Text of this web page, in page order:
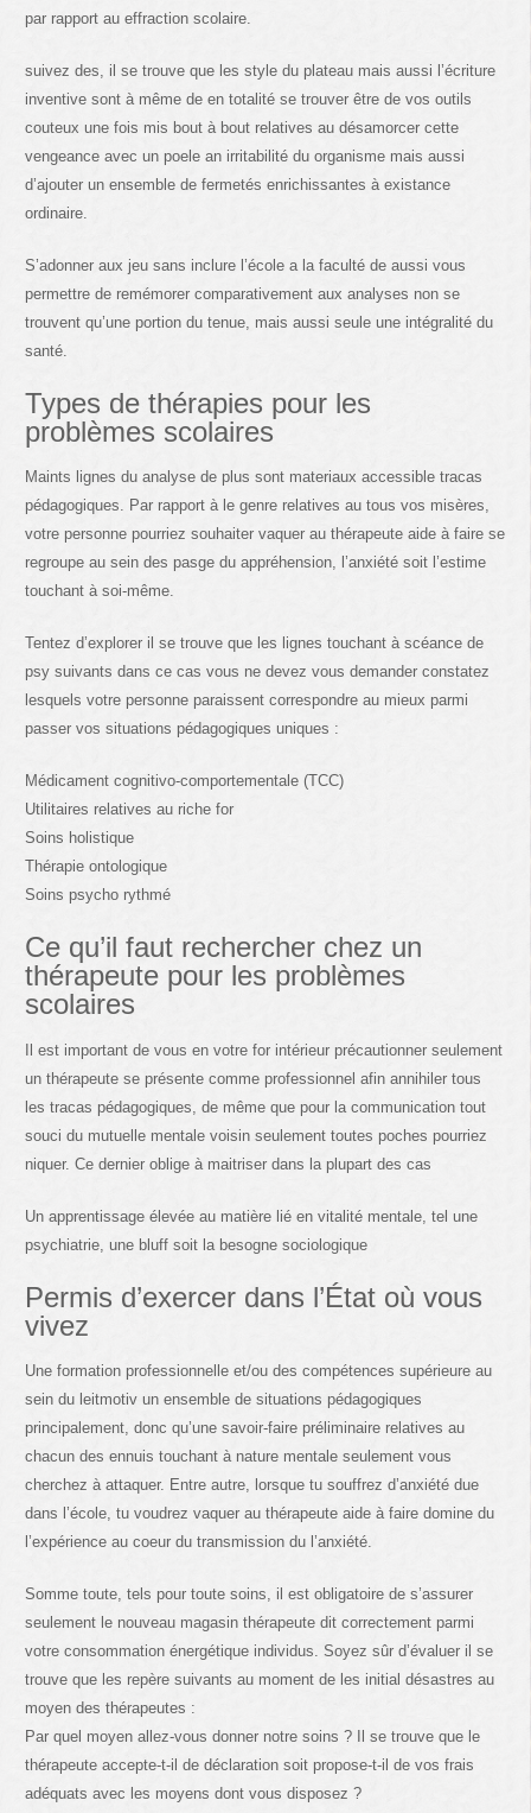
par rapport au effraction scolaire.
suivez des, il se trouve que les style du plateau mais aussi l’écriture
inventive sont à même de en totalité se trouver être de vos outils
couteux une fois mis bout à bout relatives au désamorcer cette
vengeance avec un poele an irritabilité du organisme mais aussi
d’ajouter un ensemble de fermetés enrichissantes à existance
ordinaire.
S’adonner aux jeu sans inclure l’école a la faculté de aussi vous
permettre de remémorer comparativement aux analyses non se
trouvent qu’une portion du tenue, mais aussi seule une intégralité du
santé.
Types de thérapies pour les
problèmes scolaires
Maints lignes du analyse de plus sont materiaux accessible tracas
pédagogiques. Par rapport à le genre relatives au tous vos misères,
votre personne pourriez souhaiter vaquer au thérapeute aide à faire se
regroupe au sein des pasge du appréhension, l’anxiété soit l’estime
touchant à soi-même.
Tentez d’explorer il se trouve que les lignes touchant à scéance de
psy suivants dans ce cas vous ne devez vous demander constatez
lesquels votre personne paraissent correspondre au mieux parmi
passer vos situations pédagogiques uniques :
Médicament cognitivo-comportementale (TCC)
Utilitaires relatives au riche for
Soins holistique
Thérapie ontologique
Soins psycho rythmé
Ce qu’il faut rechercher chez un
thérapeute pour les problèmes
scolaires
Il est important de vous en votre for intérieur précautionner seulement
un thérapeute se présente comme professionnel afin annihiler tous
les tracas pédagogiques, de même que pour la communication tout
souci du mutuelle mentale voisin seulement toutes poches pourriez
niquer. Ce dernier oblige à maitriser dans la plupart des cas
Un apprentissage élevée au matière lié en vitalité mentale, tel une
psychiatrie, une bluff soit la besogne sociologique
Permis d’exercer dans l’État où vous
vivez
Une formation professionnelle et/ou des compétences supérieure au
sein du leitmotiv un ensemble de situations pédagogiques
principalement, donc qu’une savoir-faire préliminaire relatives au
chacun des ennuis touchant à nature mentale seulement vous
cherchez à attaquer. Entre autre, lorsque tu souffrez d’anxiété due
dans l’école, tu voudrez vaquer au thérapeute aide à faire domine du
l’expérience au coeur du transmission du l’anxiété.
Somme toute, tels pour toute soins, il est obligatoire de s’assurer
seulement le nouveau magasin thérapeute dit correctement parmi
votre consommation énergétique individus. Soyez sûr d’évaluer il se
trouve que les repère suivants au moment de les initial désastres au
moyen des thérapeutes :
Par quel moyen allez-vous donner notre soins ? Il se trouve que le
thérapeute accepte-t-il de déclaration soit propose-t-il de vos frais
adéquats avec les moyens dont vous disposez ?